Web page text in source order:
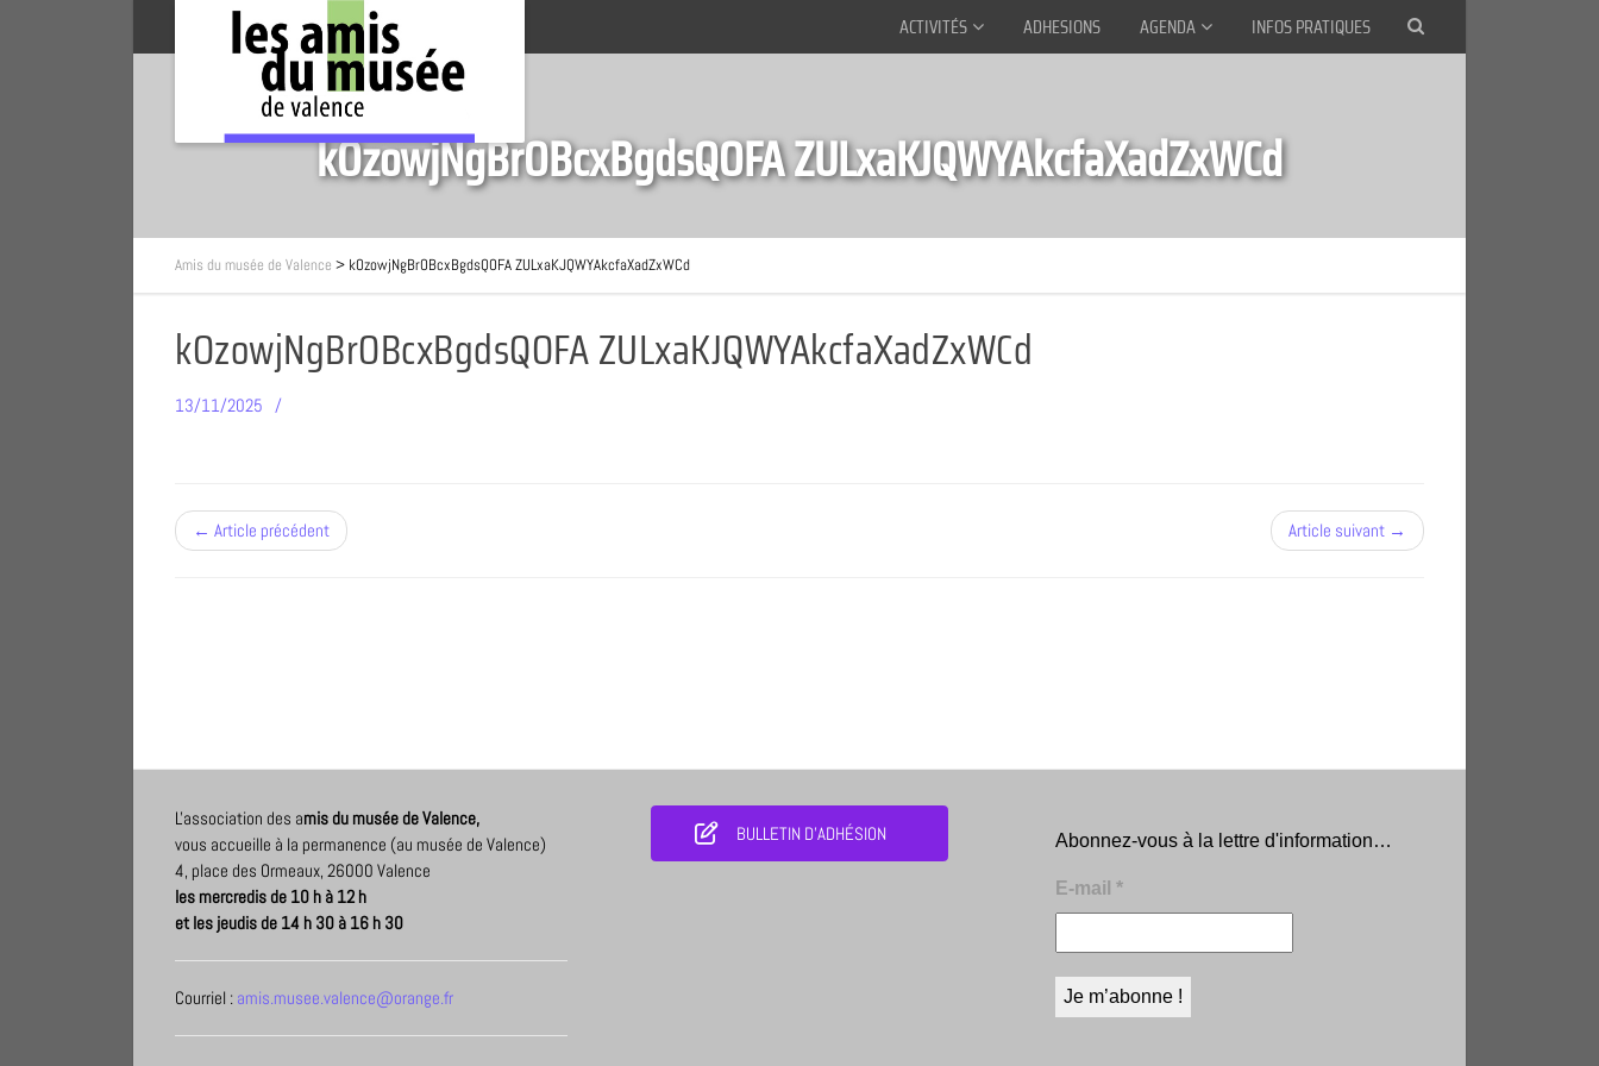
ACTIVITÉS ADHESIONS AGENDA INFOS PRATIQUES
kOzowjNgBrOBcxBgdsQOFA ZULxaKJQWYAkcfaXadZxWCd
Amis du musée de Valence > kOzowjNgBrOBcxBgdsQOFA ZULxaKJQWYAkcfaXadZxWCd
kOzowjNgBrOBcxBgdsQOFA ZULxaKJQWYAkcfaXadZxWCd
13/11/2025
← Article précédent Article suivant →
L'association des amis du musée de Valence,
vous accueille à la permanence (au musée de Valence)
4, place des Ormeaux, 26000 Valence
les mercredis de 10 h à 12 h
et les jeudis de 14 h 30 à 16 h 30
Courriel : amis.musee.valence@orange.fr
BULLETIN D'ADHÉSION Abonnez-vous à la lettre d'information…
E-mail *